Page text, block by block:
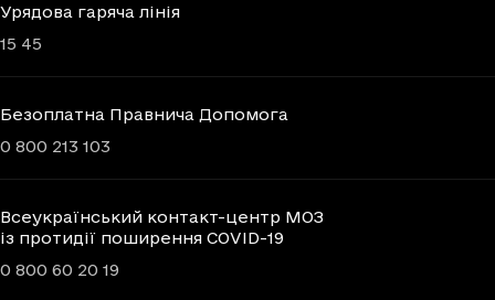
Урядова гаряча лінія
15 45
Безоплатна Правнича Допомога
0 800 213 103
Всеукраїнський контакт-центр МОЗ
із протидії поширення COVID-19
0 800 60 20 19